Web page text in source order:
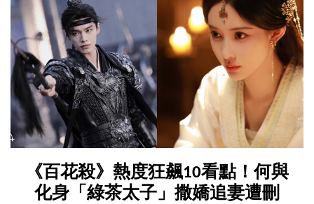
《百花殺》熱度狂飆10看點！何與
化身「綠茶太子」撒嬌追妻遭刪